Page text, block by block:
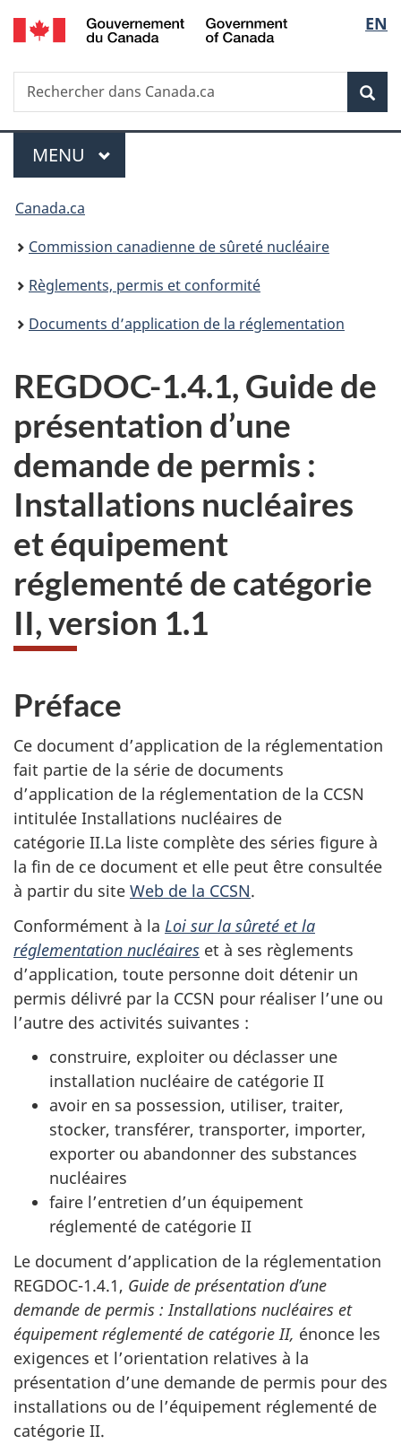
Passer
au
principal
de
la
EN
Recherche
Rechercher
dans
Menu
MENU PRINCIPAL
Vous
êtes
ici
Canada.ca
Commission canadienne de sûreté nucléaire
Règlements, permis et conformité
Documents d’application de la réglementation
REGDOC-1.4.1, Guide de
présentation d’une
demande de permis :
Installations nucléaires
et équipement
réglementé de catégorie
II, version 1.1
Préface
Ce document d’application de la réglementation
fait partie de la série de documents
d’application de la réglementation de la CCSN
intitulée Installations nucléaires de
catégorie II.La liste complète des séries figure à
la fin de ce document et elle peut être consultée
à partir du site Web de la CCSN.
Conformément à la Loi sur la sûreté et la
réglementation nucléaires et à ses règlements
d’application, toute personne doit détenir un
permis délivré par la CCSN pour réaliser l’une ou
l’autre des activités suivantes :
construire, exploiter ou déclasser une
installation nucléaire de catégorie II
avoir en sa possession, utiliser, traiter,
stocker, transférer, transporter, importer,
exporter ou abandonner des substances
nucléaires
faire l’entretien d’un équipement
réglementé de catégorie II
Le document d’application de la réglementation
REGDOC-1.4.1, Guide de présentation d’une
demande de permis : Installations nucléaires et
équipement réglementé de catégorie II, énonce les
exigences et l’orientation relatives à la
présentation d’une demande de permis pour des
installations ou de l’équipement réglementé de
catégorie II.